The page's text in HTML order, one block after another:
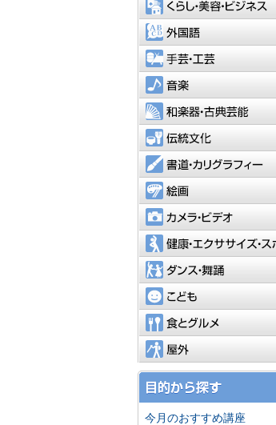
今月のおすすめ講座